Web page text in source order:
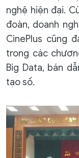
nghệ hiện đại.
đoàn, doanh
CinePlus cũng
trong các
Big Data, bán
tạo số.